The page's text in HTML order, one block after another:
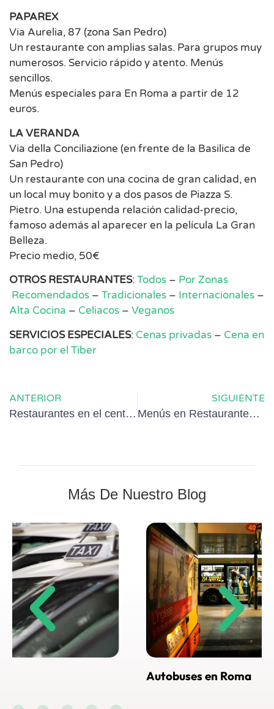
PAPAREX
Via Aurelia, 87 (zona San Pedro)
Un restaurante con amplias salas. Para grupos muy
numerosos. Servicio rápido y atento. Menús
sencillos.
Menús especiales para En Roma a partir de 12
euros.
LA VERANDA
Via della Conciliazione (en frente de la Basilica de
San Pedro)
Un restaurante con una cocina de gran calidad, en
un local muy bonito y a dos pasos de Piazza S.
Pietro. Una estupenda relación calidad-precio,
famoso además al aparecer en la película La Gran
Belleza.
Precio medio, 50€
OTROS RESTAURANTES:Todos – Por Zonas
Recomendados – Tradicionales – Internacionales –
Alta Cocina – Celiacos – Veganos
SERVICIOS ESPECIALES: Cenas privadas – Cena en
barco por el Tiber
ANTERIOR
Restaurantes en el centro de Roma
SIGUIENTE
Menús en Restaurantes de Roma: deliciosos
Más De Nuestro Blog